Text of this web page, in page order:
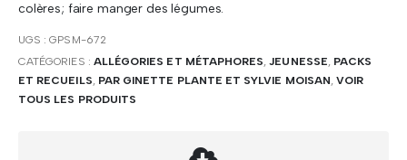
colères; faire manger des légumes.
UGS :GPSM-672
CATÉGORIES : ALLÉGORIES ET MÉTAPHORES,JEUNESSE, PACKS
ET RECUEILS, PAR GINETTE PLANTE ET SYLVIE MOISAN,VOIR
TOUS LES PRODUITS